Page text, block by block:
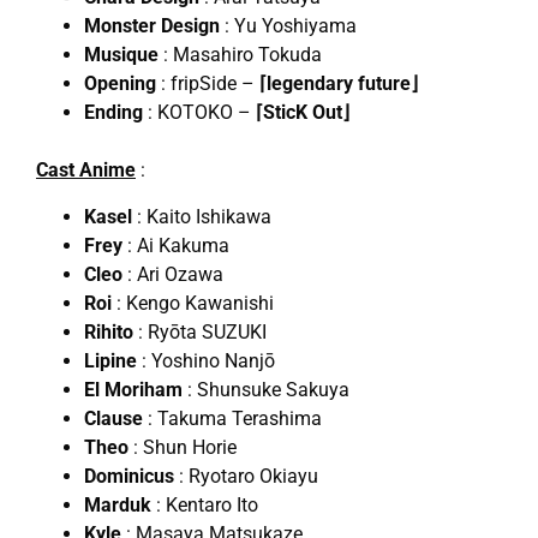
Monster Design : Yu Yoshiyama
Musique : Masahiro Tokuda
Opening : fripSide – ⌈legendary future⌋
Ending : KOTOKO – ⌈SticK Out⌋
Cast Anime :
Kasel : Kaito Ishikawa
Frey : Ai Kakuma
Cleo : Ari Ozawa
Roi : Kengo Kawanishi
Rihito : Ryōta SUZUKI
Lipine : Yoshino Nanjō
El Moriham : Shunsuke Sakuya
Clause : Takuma Terashima
Theo : Shun Horie
Dominicus : Ryotaro Okiayu
Marduk : Kentaro Ito